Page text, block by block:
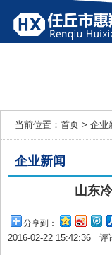
当前位置：首页 >企业
企业新闻
山东
分享到：
2016-02-22 15:42:36 评